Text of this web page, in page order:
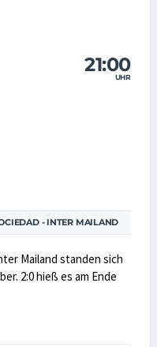
21:00
UHR
- INTER MAILAND
Mailand standen sich
2:0 hieß es am Ende